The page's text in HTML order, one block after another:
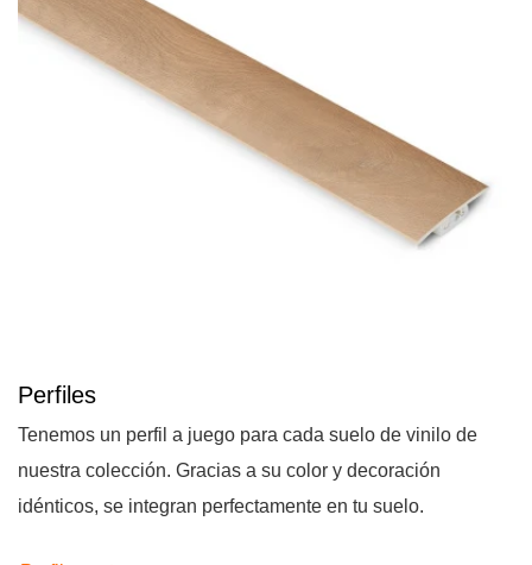
Perfiles
Tenemos un perfil a juego para cada suelo de vinilo de
nuestra colección. Gracias a su color y decoración
idénticos, se integran perfectamente en tu suelo.